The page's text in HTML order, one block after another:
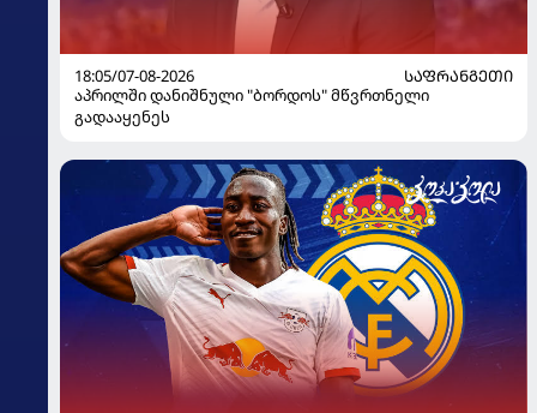
18:05/07-08-2026
ᲡᲐᲤᲠᲐᲜᲒᲔᲗᲘ
აპრილში დანიშნული "ბორდოს" მწვრთნელი
გადააყენეს